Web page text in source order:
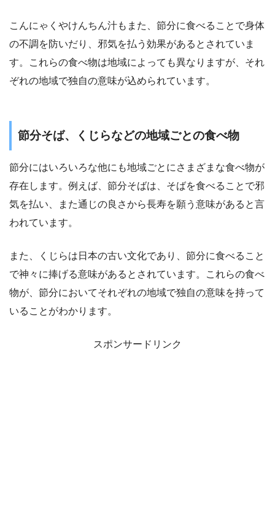
こんにゃくやけんちん汁もまた、節分に食べることで身体
の不調を防いだり、邪気を払う効果があるとされていま
す。これらの食べ物は地域によっても異なりますが、それ
ぞれの地域で独自の意味が込められています。
節分そば、くじらなどの地域ごとの食べ物
節分にはいろいろな他にも地域ごとにさまざまな食べ物が
存在します。例えば、節分そばは、そばを食べることで邪
気を払い、また通じの良さから長寿を願う意味があると言
われています。
また、くじらは日本の古い文化であり、節分に食べること
で神々に捧げる意味があるとされています。これらの食べ
物が、節分においてそれぞれの地域で独自の意味を持って
いることがわかります。
スポンサードリンク